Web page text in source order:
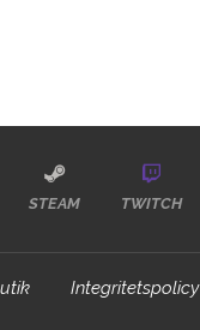
STEAM TWITCH
Integritetspolicy